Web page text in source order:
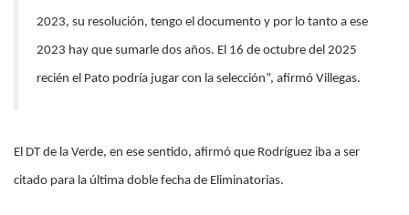
2023, su resolución, tengo el documento y por lo tanto a ese
2023 hay que sumarle dos años. El 16 de octubre del 2025
recién el Pato podría jugar con la selección”, afirmó Villegas.
El DT de la Verde, en ese sentido, afirmó que Rodríguez iba a ser
citado para la última doble fecha de Eliminatorias.